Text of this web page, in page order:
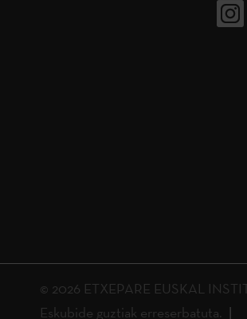
© 2026 ETXEPARE EUSKAL
Eskubide guztiak erreserbatuta.